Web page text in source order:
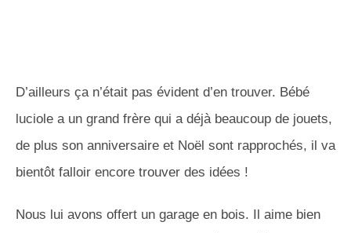
D’ailleurs ça n’était pas évident d’en trouver. Bébé
luciole a un grand frère qui a déjà beaucoup de jouets,
de plus son anniversaire et Noël sont rapprochés, il va
bientôt falloir encore trouver des idées !
Nous lui avons offert un garage en bois. Il aime bien